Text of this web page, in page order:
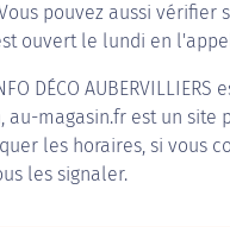
pouvez aussi vérifier
ouvert le lundi en
DÉCO AUBERVILLIERS
au-magasin.fr est un site
les horaires, si vous
les signaler.